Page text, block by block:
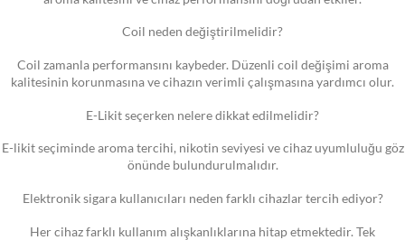
Coil neden değiştirilmelidir?
Coil zamanla performansını kaybeder. Düzenli coil değişimi aroma
kalitesinin korunmasına ve cihazın verimli çalışmasına yardımcı olur.
E-Likit seçerken nelere dikkat edilmelidir?
E-likit seçiminde aroma tercihi, nikotin seviyesi ve cihaz uyumluluğu göz
önünde bulundurulmalıdır.
Elektronik sigara kullanıcıları neden farklı cihazlar tercih ediyor?
Her cihaz farklı kullanım alışkanlıklarına hitap etmektedir. Tek